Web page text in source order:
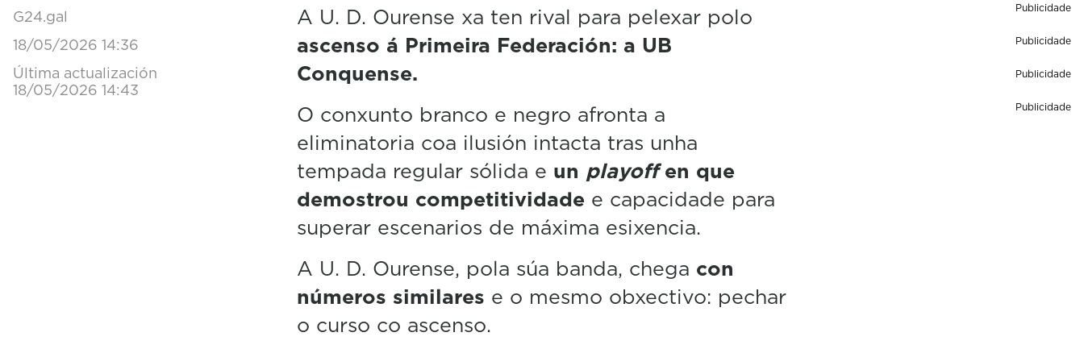
G24.gal
18/05/2026 14:36
Última actualización
18/05/2026 14:43
A U. D. Ourense xa ten rival para pelexar polo
ascenso á Primeira Federación: a UB
Conquense.
O conxunto branco e negro afronta a
eliminatoria coa ilusión intacta tras unha
tempada regular sólida e un playoff en que
demostrou competitividade e capacidade para
superar escenarios de máxima esixencia.
A U. D. Ourense, pola súa banda, chega con
números similares e o mesmo obxectivo: pechar
o curso co ascenso.
Publicidade
Publicidade
Publicidade
Publicidade